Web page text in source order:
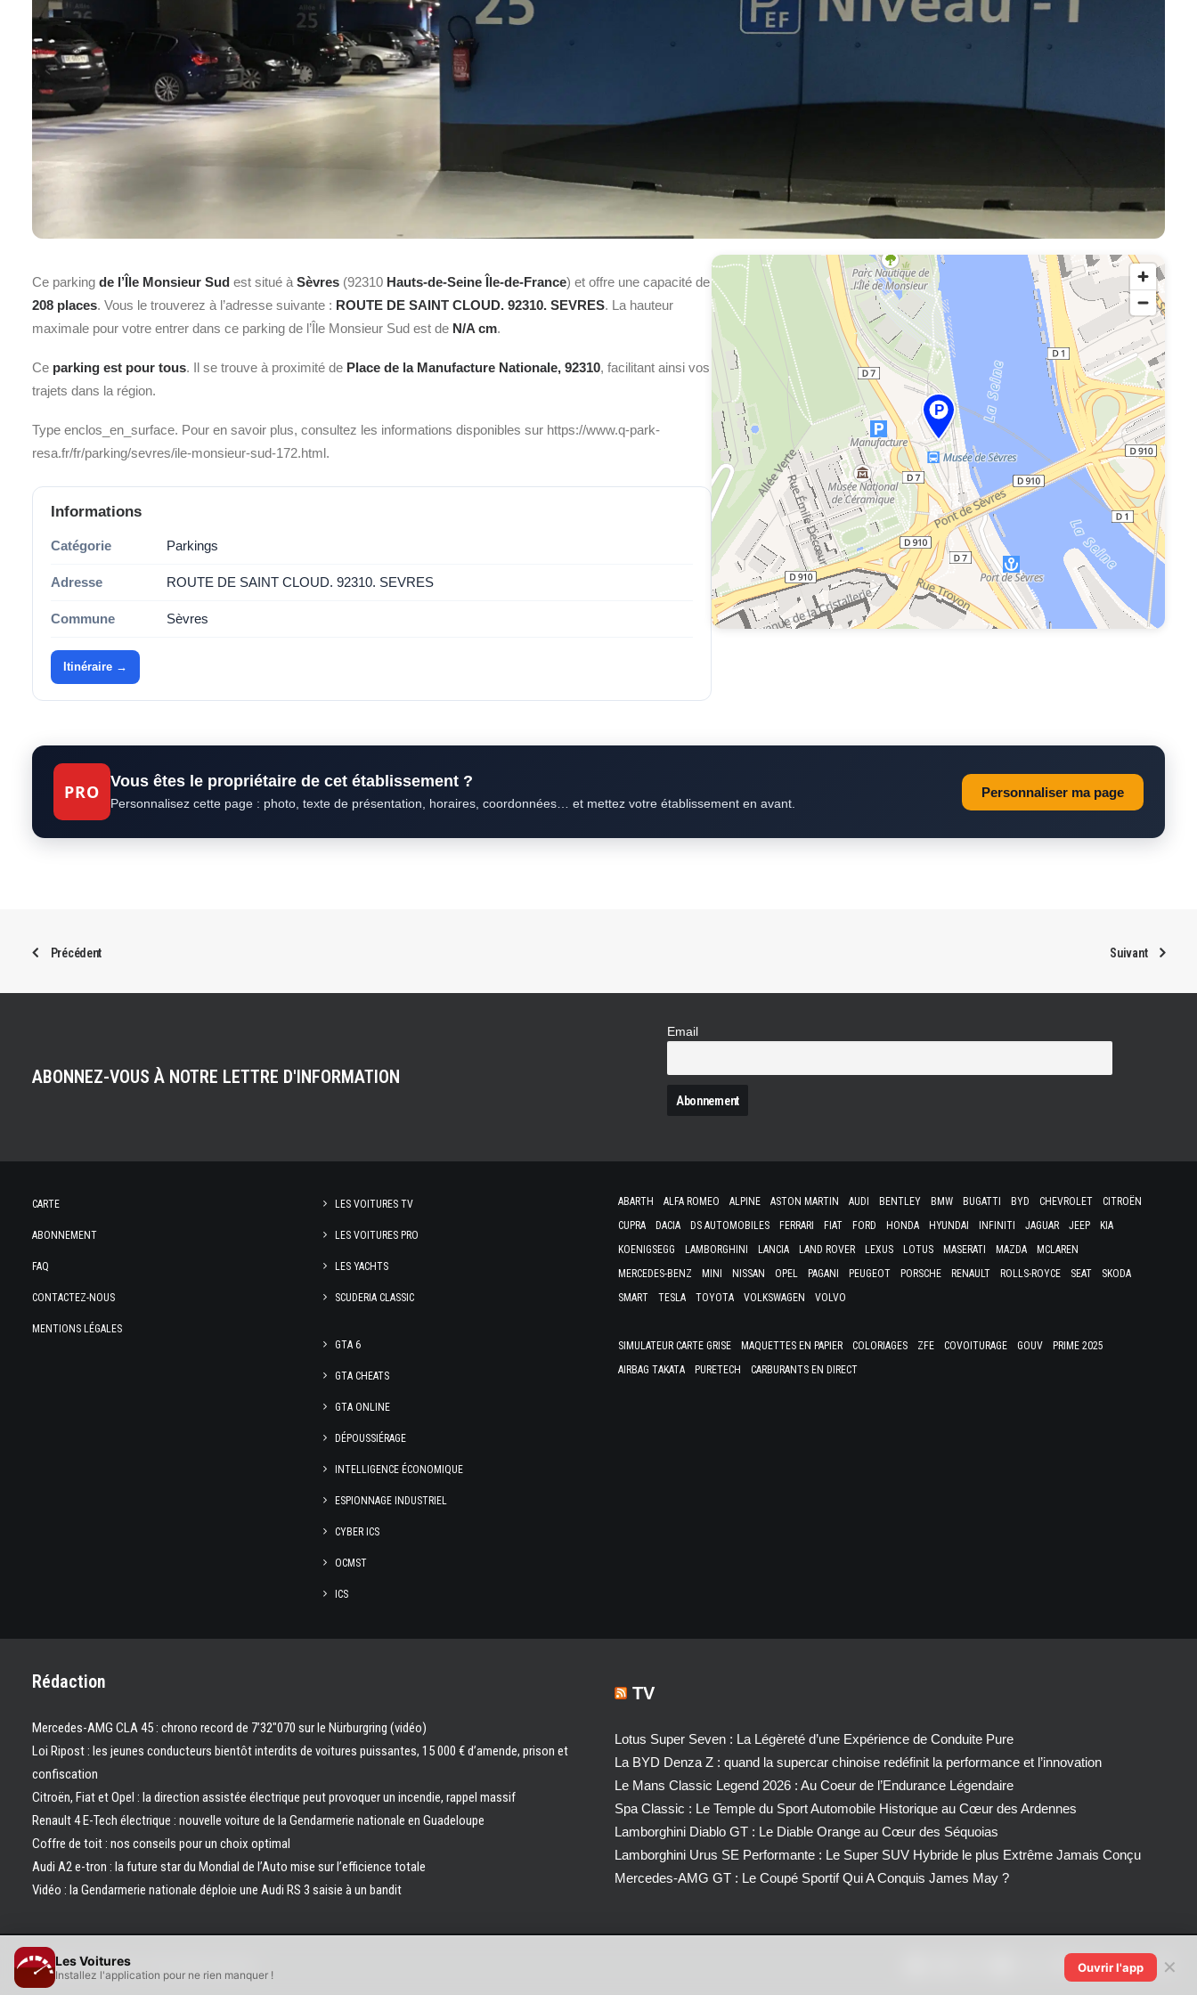
Ce parking de l’Île Monsieur Sud est situé à Sèvres (92310 Hauts-de-Seine Île-de-France) et offre une capacité de
208 places. Vous le trouverez à l’adresse suivante : ROUTE DE SAINT CLOUD. 92310. SEVRES. La hauteur
maximale pour votre entrer dans ce parking de l’Île Monsieur Sud est de N/A cm.
Ce parking est pour tous. Il se trouve à proximité de Place de la Manufacture Nationale, 92310, facilitant ainsi vos
trajets dans la région.
Type enclos_en_surface. Pour en savoir plus, consultez les informations disponibles sur https://www.q-park-
resa.fr/fr/parking/sevres/ile-monsieur-sud-172.html.
Informations
Catégorie Parkings
Adresse ROUTE DE SAINT CLOUD. 92310. SEVRES
Commune Sèvres
Itinéraire →
P
PRO
Vous êtes le propriétaire de cet établissement ?
Personnalisez cette page : photo, texte de présentation, horaires, coordonnées… et mettez votre établissement en avant.
Personnaliser ma page
Précédent Suivant
ABONNEZ-VOUS À NOTRE LETTRE D'INFORMATION
Email
CARTE
ABONNEMENT
FAQ
CONTACTEZ-NOUS
MENTIONS LÉGALES
LES VOITURES TV
LES VOITURES PRO
LES YACHTS
SCUDERIA CLASSIC
GTA 6
GTA CHEATS
GTA ONLINE
DÉPOUSSIÉRAGE
INTELLIGENCE ÉCONOMIQUE
ESPIONNAGE INDUSTRIEL
CYBER ICS
OCMST
ICS
ABARTH ALFA ROMEO ALPINE ASTON MARTIN AUDI BENTLEY BMW BUGATTI BYD CHEVROLET
CITROËN
CUPRA
DACIA DS AUTOMOBILES FERRARI FIAT FORD HONDA HYUNDAI INFINITI JAGUAR JEEP
KIA
KOENIGSEGG
LAMBORGHINI LANCIA LAND ROVER LEXUS LOTUS MASERATI MAZDA
MCLAREN
MERCEDES-BENZ
MINI NISSAN OPEL PAGANI PEUGEOT PORSCHE RENAULT ROLLS-ROYCE SEAT
SKODA
SMART
TESLA TOYOTA VOLKSWAGEN VOLVO
SIMULATEUR CARTE GRISE MAQUETTES EN PAPIER COLORIAGES ZFE COVOITURAGE GOUV
PRIME 2025
AIRBAG TAKATA
PURETECH CARBURANTS EN DIRECT
Rédaction
Mercedes-AMG CLA 45 : chrono record de 7’32″070 sur le Nürburgring (vidéo)
Loi Ripost : les jeunes conducteurs bientôt interdits de voitures puissantes, 15 000 € d’amende, prison et
confiscation
Citroën, Fiat et Opel : la direction assistée électrique peut provoquer un incendie, rappel massif
Renault 4 E-Tech électrique : nouvelle voiture de la Gendarmerie nationale en Guadeloupe
Coffre de toit : nos conseils pour un choix optimal
Audi A2 e-tron : la future star du Mondial de l’Auto mise sur l’efficience totale
Vidéo : la Gendarmerie nationale déploie une Audi RS 3 saisie à un bandit
TV
Lotus Super Seven : La Légèreté d’une Expérience de Conduite Pure
La BYD Denza Z : quand la supercar chinoise redéfinit la performance et l’innovation
Le Mans Classic Legend 2026 : Au Coeur de l’Endurance Légendaire
Spa Classic : Le Temple du Sport Automobile Historique au Cœur des Ardennes
Lamborghini Diablo GT : Le Diable Orange au Cœur des Séquoias
Lamborghini Urus SE Performante : Le Super SUV Hybride le plus Extrême Jamais Conçu
Mercedes-AMG GT : Le Coupé Sportif Qui A Conquis James May ?
© 2026 Les Voitures. | Tous droits réservés.
Les Voitures
Installez l'application pour ne rien manquer !
Ouvrir l'app ✕